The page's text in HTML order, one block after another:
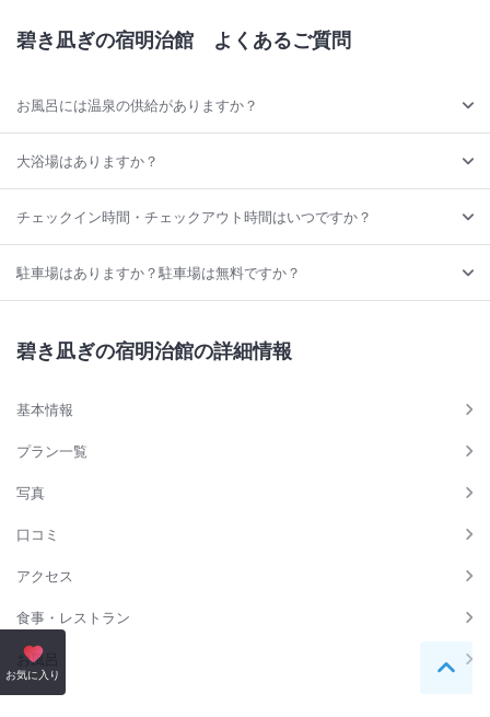
お気に入り ペー
碧き凪ぎの宿明治館 よくあるご質問
お風呂には温泉の供給がありますか？
大浴場はありますか？
チェックイン時間・チェックアウト時間はいつですか？
駐車場はありますか？駐車場は無料ですか？
碧き凪ぎの宿明治館の詳細情報
基本情報
プラン一覧
写真
口コミ
アクセス
食事・レストラン
お風呂